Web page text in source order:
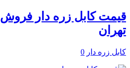
قیمت کابل زره دار
تهران
کابل زره دار 0